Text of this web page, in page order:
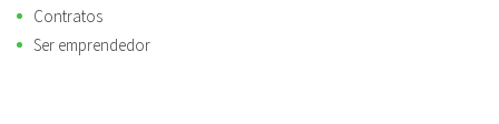
Contratos
Ser emprendedor